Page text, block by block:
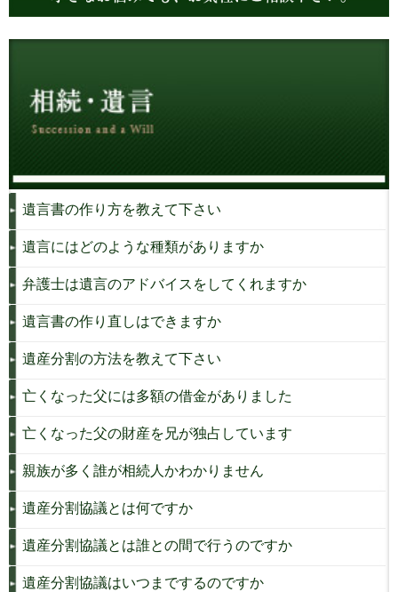
遺言書の作り方を教えて下さい
遺言にはどのような種類がありますか
弁護士は遺言のアドバイスをしてくれますか
遺言書の作り直しはできますか
遺産分割の方法を教えて下さい
亡くなった父には多額の借金がありました
亡くなった父の財産を兄が独占しています
親族が多く誰が相続人かわかりません
遺産分割協議とは何ですか
遺産分割協議とは誰との間で行うのですか
遺産分割協議はいつまでするのですか